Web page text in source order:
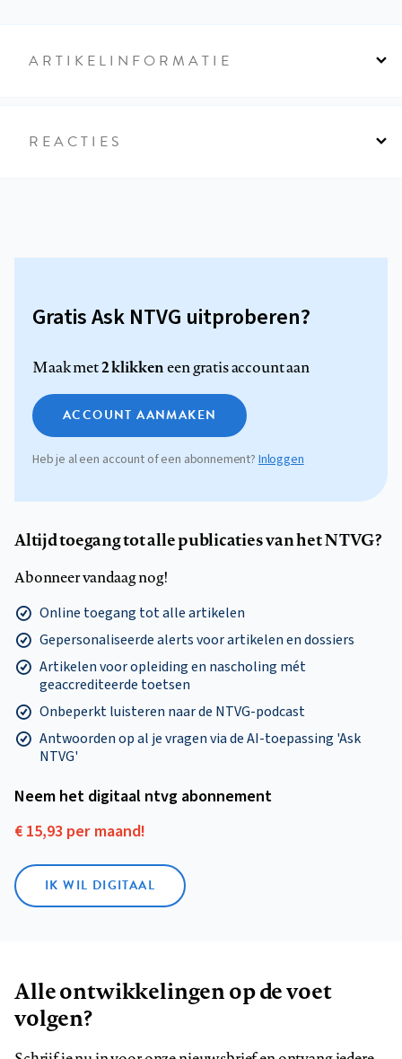
ARTIKELINFORMATIE
REACTIES
Gratis Ask NTVG uitproberen?
Maak met2 klikkeneen gratis account aan
ACCOUNT AANMAKEN
Heb je al een account of een abonnement?Inloggen
Altijd toegang tot alle publicaties van het NTVG?
Abonneer vandaag nog!
Online toegang tot alle artikelen
Gepersonaliseerde alerts voor artikelen en dossiers
Artikelen voor opleiding en nascholing mét
geaccrediteerde toetsen
Onbeperkt luisteren naar de NTVG-podcast
Antwoorden op al je vragen via de AI-toepassing 'Ask
NTVG'
Neem het digitaal ntvg abonnement
€ 15,93 per maand!
IK WIL DIGITAAL
Alle ontwikkelingen op de voet
volgen?